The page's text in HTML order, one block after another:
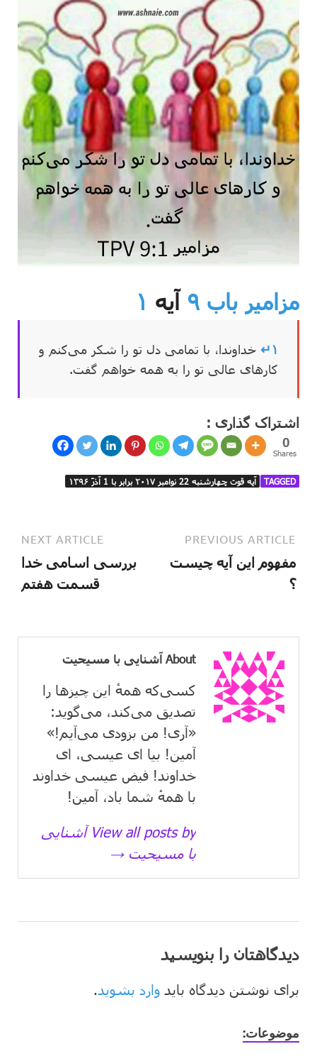
مزامیر باب ۹ آیه ۱
۱↵ خداوندا، با تمامی دل تو را شکر می‌کنم و
کارهای عالی تو را به همه خواهم گفت.
اشتراک گذاری :
0
Shares
TAGGED آیه قوت چهارشنبه 22 نوامبر ۲۰۱۷ برابر با 1 آذرَ ۱۳۹۶
PREVIOUS ARTICLE
مفهوم این آیه چیست
؟
NEXT ARTICLE
بررسی اسامی خدا
قسمت هفتم
About آشنایی با مسیحیت
کسی‌که همهٔ این چیزها را
تصدیق می‌كند، می‌گوید:
«آری! من بزودی می‌آیم!»
آمین! بیا ای عیسی، ای
خداوند! فیض عیسی خداوند
با همهٔ شما باد، آمین!
View all posts by آشنایی
با مسیحیت →
دیدگاهتان را بنویسید
برای نوشتن دیدگاه باید وارد بشوید.
موضوعات: